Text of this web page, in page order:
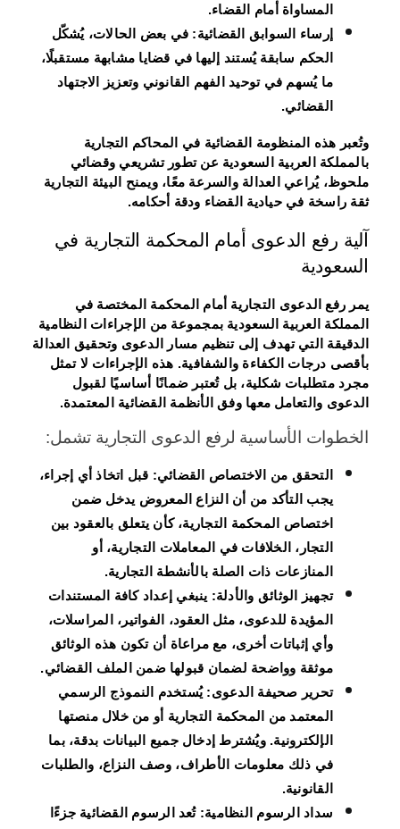
المساواة أمام القضاء.
إرساء السوابق القضائية: في بعض الحالات، يُشكّل
الحكم سابقة يُستند إليها في قضايا مشابهة مستقبلًا،
ما يُسهم في توحيد الفهم القانوني وتعزيز الاجتهاد
القضائي.
وتُعبر هذه المنظومة القضائية في المحاكم التجارية
بالمملكة العربية السعودية عن تطور تشريعي وقضائي
ملحوظ، يُراعي العدالة والسرعة معًا، ويمنح البيئة التجارية
ثقة راسخة في حيادية القضاء ودقة أحكامه.
آلية رفع الدعوى أمام المحكمة التجارية في
السعودية
يمر رفع الدعوى التجارية أمام المحكمة المختصة في
المملكة العربية السعودية بمجموعة من الإجراءات النظامية
الدقيقة التي تهدف إلى تنظيم مسار الدعوى وتحقيق العدالة
بأقصى درجات الكفاءة والشفافية. هذه الإجراءات لا تمثل
مجرد متطلبات شكلية، بل تُعتبر ضمانًا أساسيًا لقبول
الدعوى والتعامل معها وفق الأنظمة القضائية المعتمدة.
الخطوات الأساسية لرفع الدعوى التجارية تشمل:
التحقق من الاختصاص القضائي: قبل اتخاذ أي إجراء،
يجب التأكد من أن النزاع المعروض يدخل ضمن
اختصاص المحكمة التجارية، كأن يتعلق بالعقود بين
التجار، الخلافات في المعاملات التجارية، أو
المنازعات ذات الصلة بالأنشطة التجارية.
تجهيز الوثائق والأدلة: ينبغي إعداد كافة المستندات
المؤيدة للدعوى، مثل العقود، الفواتير، المراسلات،
وأي إثباتات أخرى، مع مراعاة أن تكون هذه الوثائق
موثقة وواضحة لضمان قبولها ضمن الملف القضائي.
تحرير صحيفة الدعوى: يُستخدم النموذج الرسمي
المعتمد من المحكمة التجارية أو من خلال منصتها
الإلكترونية. ويُشترط إدخال جميع البيانات بدقة، بما
في ذلك معلومات الأطراف، وصف النزاع، والطلبات
القانونية.
سداد الرسوم النظامية: تُعد الرسوم القضائية جزءًا